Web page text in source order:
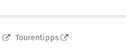
Tourentipps